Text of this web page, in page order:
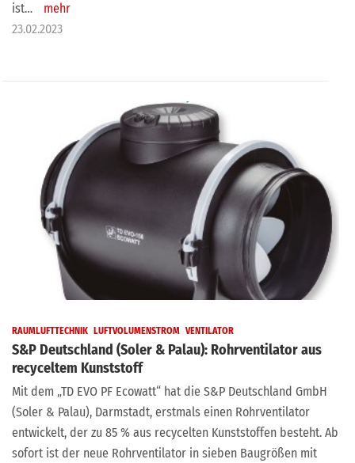
ist…
mehr
23.02.2023
RAUMLUFTTECHNIK LUFTVOLUMENSTROM VENTILATOR
S&P Deutschland (Soler & Palau): Rohrventilator aus
recyceltem Kunststoff
Mit dem „TD EVO PF Ecowatt“ hat die S&P Deutschland GmbH
(Soler & Palau), Darmstadt, erstmals einen Rohrventilator
entwickelt, der zu 85 % aus recycelten Kunststoffen besteht. Ab
sofort ist der neue Rohrventilator in sieben Baugrößen mit